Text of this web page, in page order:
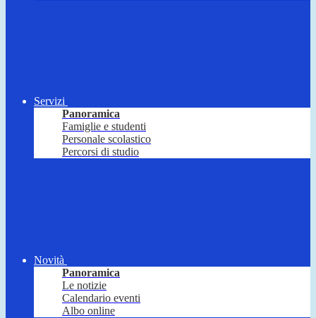
Servizi
Panoramica
Famiglie e studenti
Personale scolastico
Percorsi di studio
Novità
Panoramica
Le notizie
Calendario eventi
Albo online